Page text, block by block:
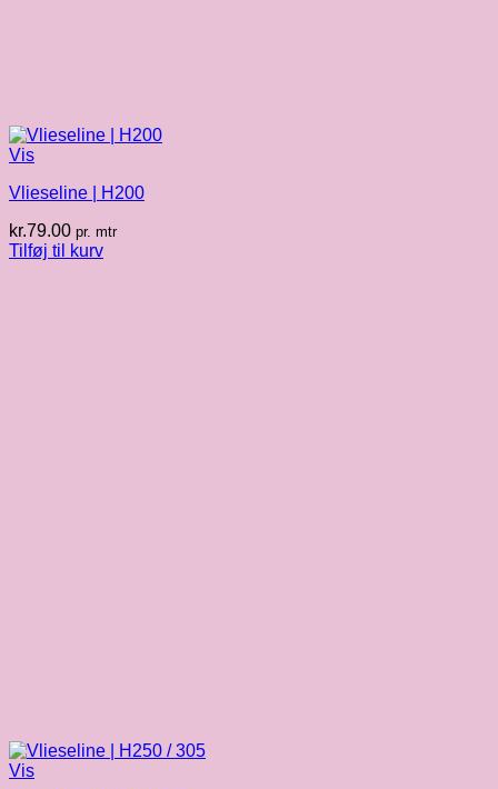
Vis
Vlieseline | H200
kr.79.00 pr. mtr
Tilføj til kurv
Vis